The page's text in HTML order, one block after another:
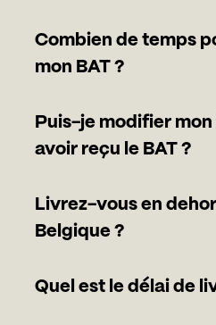
Combien de temps
mon BAT ?
Puis-je modifier
avoir reçu le BAT ?
Livrez-vous en
Belgique ?
Quel est le délai de